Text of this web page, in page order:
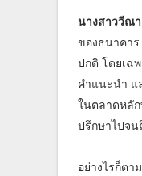
นางสาววีณ
ของธนาคาร
ปกติ โดยเฉ
คำแนะนำ แ
ในตลาดหลัก
ปรึกษาไปจน
อย่างไรก็ต